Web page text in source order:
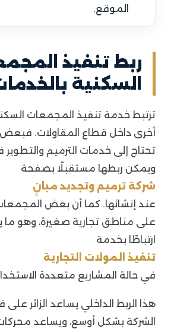
الموقع.
ربط تنفيذ
السكنية
ترتبط خدمة تنفيذ المجمعات
أخرى داخل قطاع المقاولات. فبعض
تحتاج إلى خدمات الترميم والتطوير
ويمكن ربطها مستقبلًا بصفحة
شركة ترميم وتجديد مبانٍ
عند إنشائها. كما أن بعض
على مناطق تجارية صغيرة، وهو
ارتباطًا بخدمة
تنفيذ المولات التجارية
في حالة المشاريع متعددة
هذا الربط الداخلي يساعد الزائر
الشركة بشكل أوسع، ويساعد